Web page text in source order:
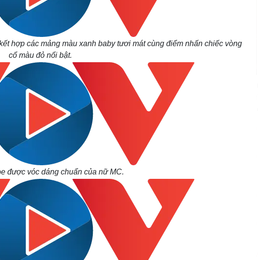
hợp các mảng màu xanh baby tươi mát cùng điểm nhấn chiếc vòng
cổ màu đỏ nổi bật.
được vóc dáng chuẩn của nữ MC.